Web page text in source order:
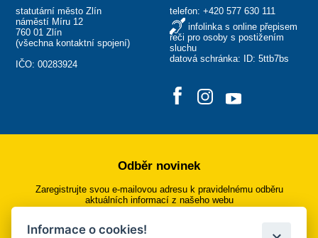
statutární město Zlín
náměstí Míru 12
760 01 Zlín
(všechna kontaktní spojení)
IČO: 00283924
telefon: +420 577 630 111
infolinka s online přepisem
řeči pro osoby s postižením
sluchu
datová schránka: ID: 5ttb7bs
Odběr novinek
Zaregistrujte svou e-mailovou adresu k pravidelnému odběru
aktuálních informací z našeho webu
Přihlásit se k odběru
Informace o cookies!